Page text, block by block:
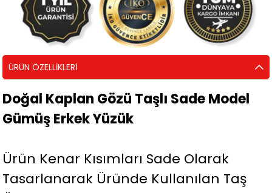
ÜRÜN ÖZELLIKLERI
Doğal Kaplan Gözü Taşlı Sade Model
Gümüş Erkek Yüzük
Ürün Kenar Kısımları Sade Olarak
Tasarlanarak Üründe Kullanılan Taş